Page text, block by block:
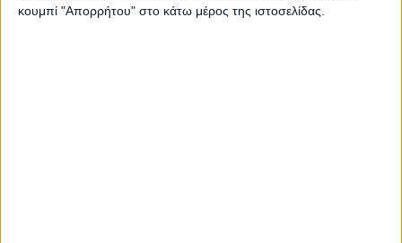
κουμπί "Απορρήτου" στο κάτω μέρος της ιστοσελίδας.